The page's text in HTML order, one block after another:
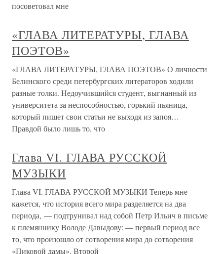
посоветовал мне
«ГЛАВА ЛИТЕРАТУРЫ, ГЛАВА
ПОЭТОВ»
«ГЛАВА ЛИТЕРАТУРЫ, ГЛАВА ПОЭТОВ» О личности
Белинского среди петербургских литераторов ходили
разные толки. Недоучившийся студент, выгнанный из
университета за неспособностью, горький пьяница,
который пишет свои статьи не выходя из запоя…
Правдой было лишь то, что
Глава VI. ГЛАВА РУССКОЙ
МУЗЫКИ
Глава VI. ГЛАВА РУССКОЙ МУЗЫКИ Теперь мне
кажется, что история всего мира разделяется на два
периода, — подтрунивал над собой Петр Ильич в письме
к племяннику Володе Давыдову: — первый период все
то, что произошло от сотворения мира до сотворения
«Пиковой дамы». Второй